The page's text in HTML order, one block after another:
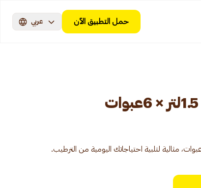
حمل التطبيق الآن عربي